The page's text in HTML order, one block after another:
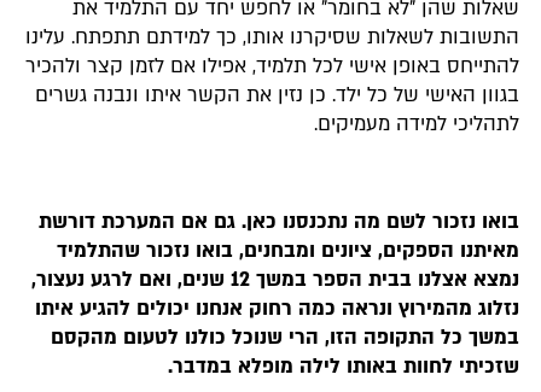
שאלות שהן "לא בחומר" או לחפש יחד עם התלמיד את
התשובות לשאלות שסיקרנו אותו, כך למידתם תתפתח. עלינו
להתייחס באופן אישי לכל תלמיד, אפילו אם לזמן קצר ולהכיר
בגוון האישי של כל ילד. כן נזין את הקשר איתו ונבנה גשרים
לתהליכי למידה מעמיקים.
בואו נזכור לשם מה נתכנסנו כאן. גם אם המערכת דורשת
מאיתנו הספקים, ציונים ומבחנים, בואו נזכור שהתלמיד
נמצא אצלנו בבית הספר במשך 12 שנים, ואם לרגע נעצור,
נזלוג מהמירוץ ונראה כמה רחוק אנחנו יכולים להגיע איתו
במשך כל התקופה הזו, הרי שנוכל כולנו לטעום מהקסם
שזכיתי לחוות באותו לילה מופלא במדבר.